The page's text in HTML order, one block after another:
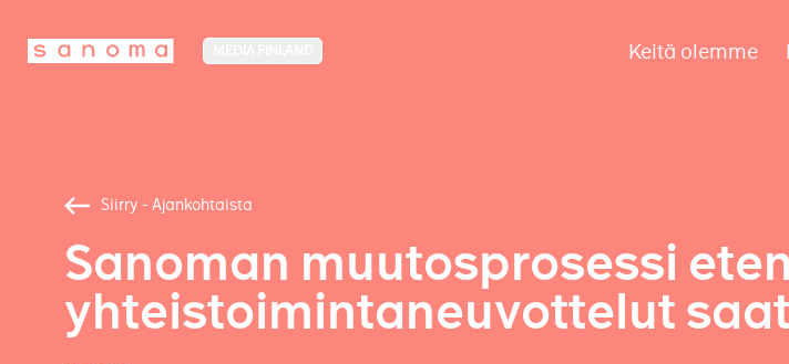
Keitä olemme
Siirry - Ajankohtaista
Sanoman muutosprosessi
yhteistoimintaneuvottelut